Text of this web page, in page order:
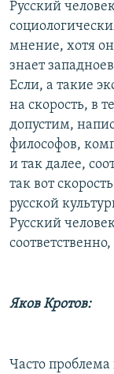
Русский
мнение, хотя
знает
Если, а такие
на скорость, в
допустим,
философов,
и так далее,
так вот
русской
Русский
Яков Кротов:
Часто